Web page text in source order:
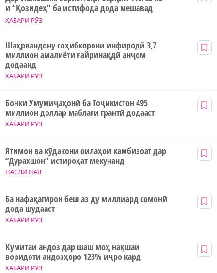
ХАБАРИ РӮЗ
и “Қозидеҳ” ба истифода дода мешавад
ХАБАРИ РӮЗ
Шаҳрвандону соҳибкорони инфиродӣ 3,7
миллион амалиёти ғайринақдӣ анҷом
додаанд
ХАБАРИ РӮЗ
Бонки Умумиҷаҳонӣ ба Тоҷикистон 495
миллион доллар маблағи грантӣ додааст
НАСЛИ НАВ
Ятимон ва кӯдакони оилаҳои камбизоат дар
“Дурахшон” истироҳат мекунанд
ХАБАРИ РӮЗ
Ба нафақагирон беш аз ду миллиард сомонӣ
дода шудааст
ХАБАРИ РӮЗ
Кумитаи андоз дар шаш моҳ нақшаи
воридоти андозҳоро 123% иҷро кард